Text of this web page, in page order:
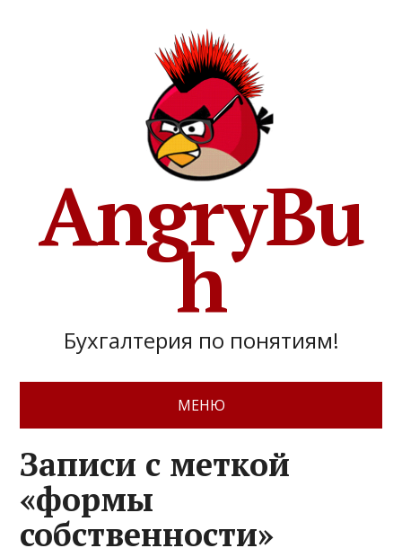
AngryBu
h
Бухгалтерия по понятиям!
МЕНЮ
Записи с меткой
«формы
собственности»